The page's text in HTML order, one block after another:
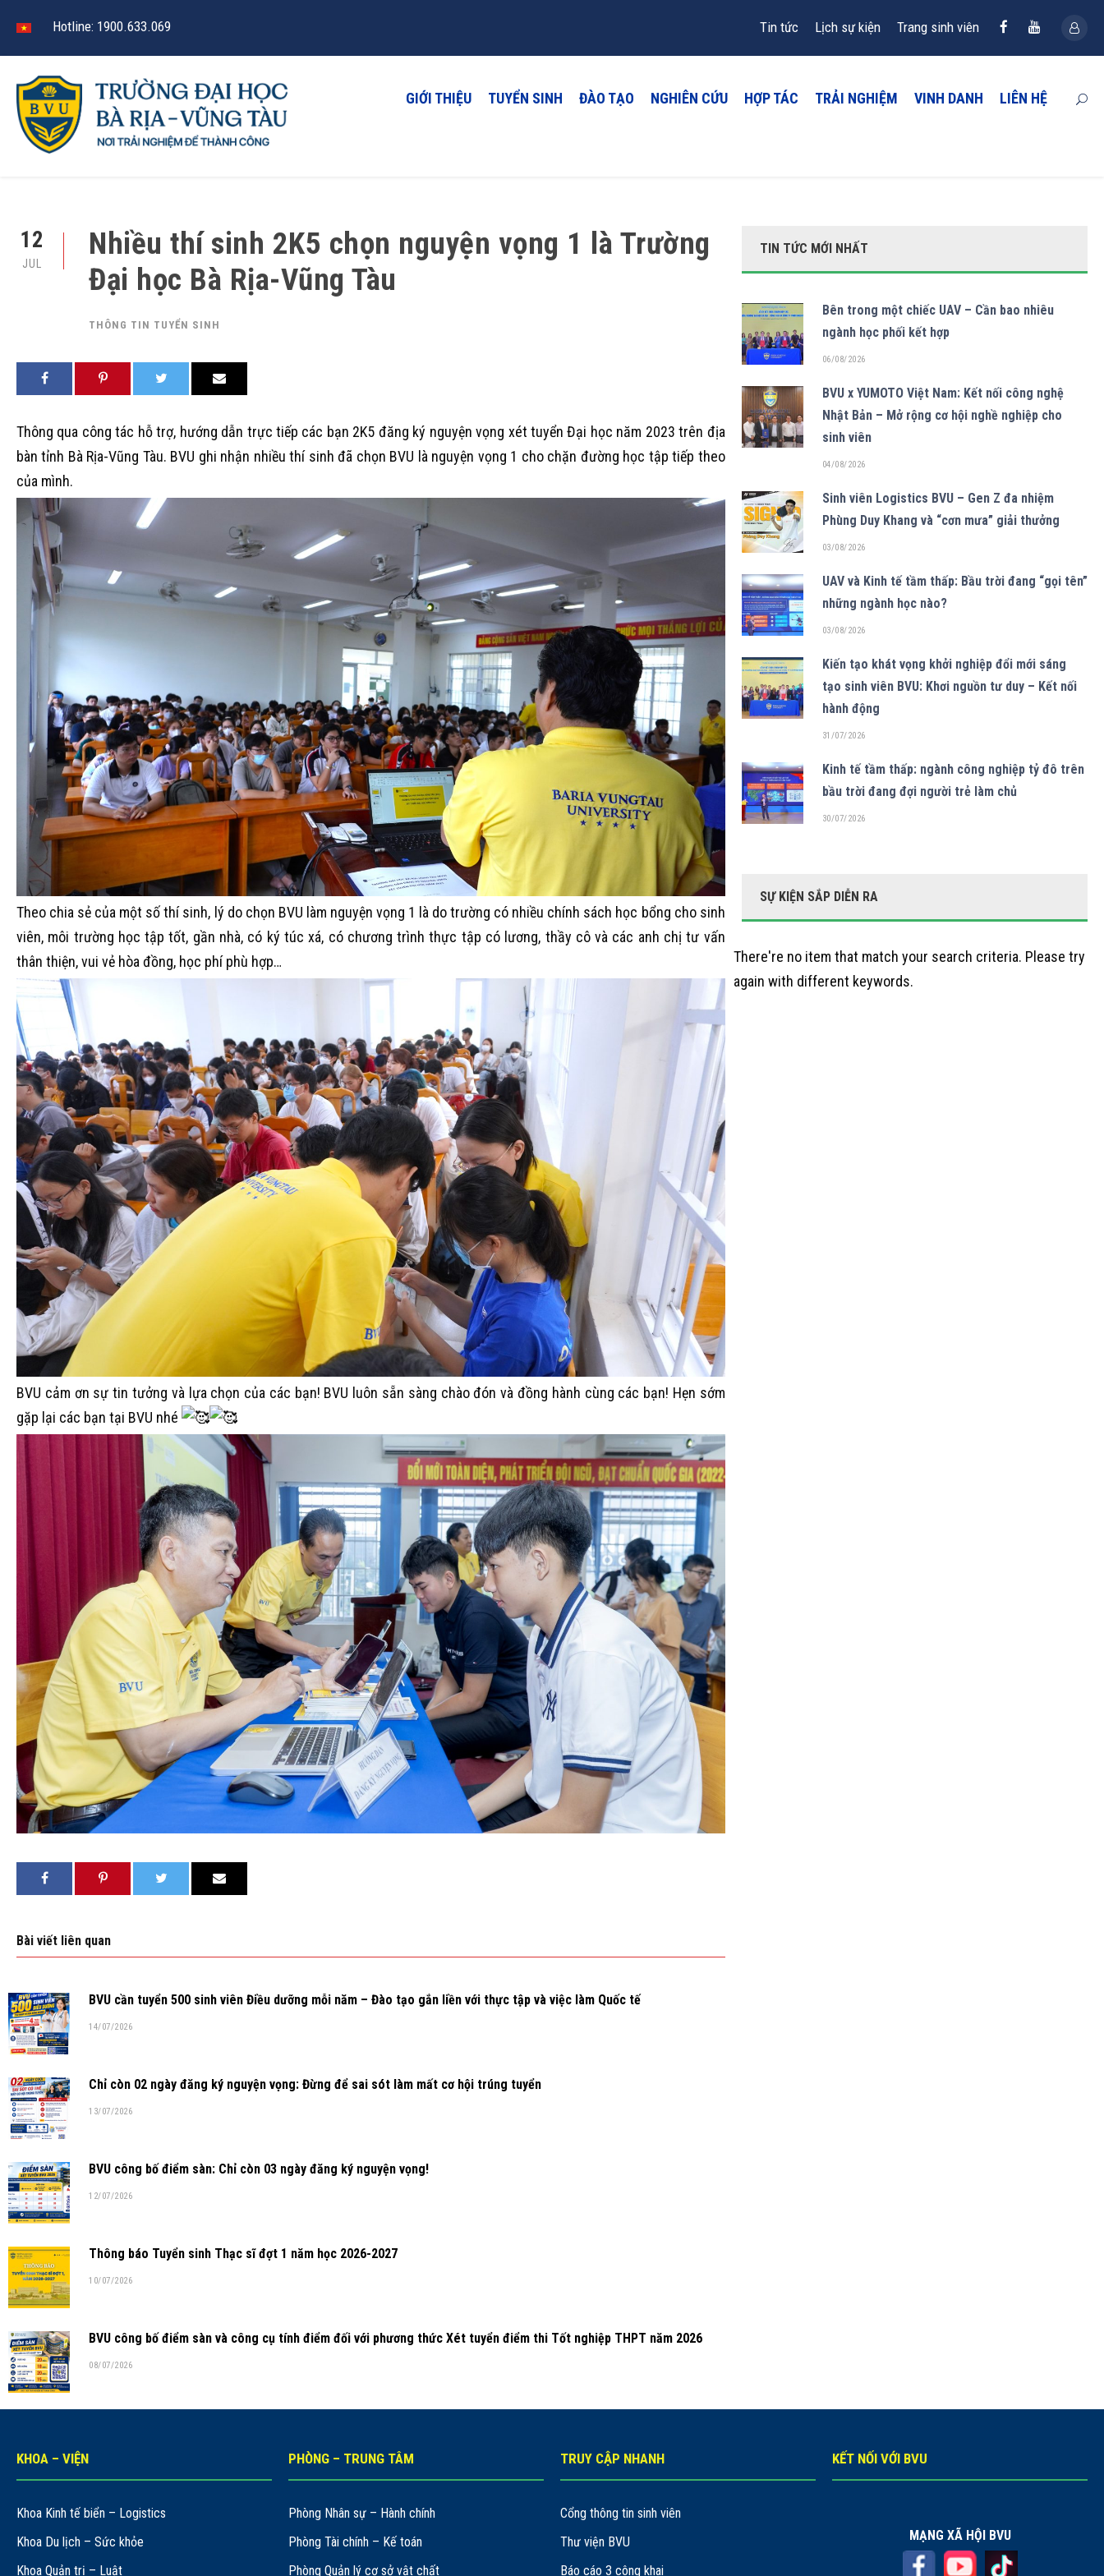
Hotline: 1900.633.069 Tin tức Lịch sự kiện Trang sinh viên
GIỚI THIỆU TUYỂN SINH ĐÀO TẠO NGHIÊN CỨU HỢP TÁC TRẢI NGHIỆM VINH DANH LIÊN HỆ
12
JUL
Nhiều thí sinh 2K5 chọn nguyện vọng 1 là Trường
Đại học Bà Rịa-Vũng Tàu
THÔNG TIN TUYỂN SINH
Thông qua công tác hỗ trợ, hướng dẫn trực tiếp các bạn 2K5 đăng ký nguyện vọng xét tuyển Đại học năm 2023 trên địa
bàn tỉnh Bà Rịa-Vũng Tàu. BVU ghi nhận nhiều thí sinh đã chọn BVU là nguyện vọng 1 cho chặn đường học tập tiếp theo
của mình.
Theo chia sẻ của một số thí sinh, lý do chọn BVU làm nguyện vọng 1 là do trường có nhiều chính sách học bổng cho sinh
viên, môi trường học tập tốt, gần nhà, có ký túc xá, có chương trình thực tập có lương, thầy cô và các anh chị tư vấn
thân thiện, vui vẻ hòa đồng, học phí phù hợp…
BVU cảm ơn sự tin tưởng và lựa chọn của các bạn! BVU luôn sẵn sàng chào đón và đồng hành cùng các bạn! Hẹn sớm
gặp lại các bạn tại BVU nhé
Bài viết liên quan
BVU cần tuyển 500 sinh viên Điều dưỡng mỗi năm – Đào tạo gắn liền với thực tập và việc làm Quốc tế
14/07/2026
Chỉ còn 02 ngày đăng ký nguyện vọng: Đừng để sai sót làm mất cơ hội trúng tuyển
13/07/2026
BVU công bố điểm sàn: Chỉ còn 03 ngày đăng ký nguyện vọng!
12/07/2026
Thông báo Tuyển sinh Thạc sĩ đợt 1 năm học 2026-2027
10/07/2026
BVU công bố điểm sàn và công cụ tính điểm đối với phương thức Xét tuyển điểm thi Tốt nghiệp THPT năm 2026
08/07/2026
TIN TỨC MỚI NHẤT
Bên trong một chiếc UAV – Cần bao nhiêu
ngành học phối kết hợp
06/08/2026
BVU x YUMOTO Việt Nam: Kết nối công nghệ
Nhật Bản – Mở rộng cơ hội nghề nghiệp cho
sinh viên
04/08/2026
Sinh viên Logistics BVU – Gen Z đa nhiệm
Phùng Duy Khang và “cơn mưa” giải thưởng
03/08/2026
UAV và Kinh tế tầm thấp: Bầu trời đang “gọi tên”
những ngành học nào?
03/08/2026
Kiến tạo khát vọng khởi nghiệp đổi mới sáng
tạo sinh viên BVU: Khơi nguồn tư duy – Kết nối
hành động
31/07/2026
Kinh tế tầm thấp: ngành công nghiệp tỷ đô trên
bầu trời đang đợi người trẻ làm chủ
30/07/2026
SỰ KIỆN SẮP DIỄN RA
There're no item that match your search criteria. Please try
again with different keywords.
KHOA – VIỆN
Khoa Kinh tế biển – Logistics
Khoa Du lịch – Sức khỏe
Khoa Quản trị – Luật
PHÒNG – TRUNG TÂM
Phòng Nhân sự – Hành chính
Phòng Tài chính – Kế toán
Phòng Quản lý cơ sở vật chất
TRUY CẬP NHANH
Cổng thông tin sinh viên
Thư viện BVU
Báo cáo 3 công khai
KẾT NỐI VỚI BVU
MẠNG XÃ HỘI BVU